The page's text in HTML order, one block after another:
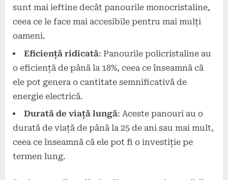
sunt mai ieftine decât panourile monocristaline,
ceea ce le face mai accesibile pentru mai mulți
oameni.
Eficiență ridicată: Panourile policristaline au
o eficiență de până la 18%, ceea ce înseamnă că
ele pot genera o cantitate semnificativă de
energie electrică.
Durată de viață lungă: Aceste panouri au o
durată de viață de până la 25 de ani sau mai mult,
ceea ce înseamnă că ele pot fi o investiție pe
termen lung.